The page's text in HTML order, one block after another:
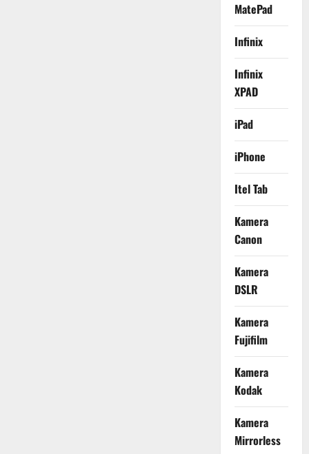
MatePad
Infinix
Infinix
XPAD
iPad
iPhone
Itel Tab
Kamera
Canon
Kamera
DSLR
Kamera
Fujifilm
Kamera
Kodak
Kamera
Mirrorless